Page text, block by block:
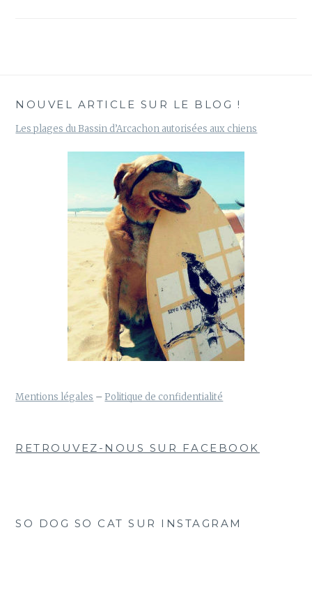
NOUVEL ARTICLE SUR LE BLOG !
Les plages du Bassin d’Arcachon autorisées aux chiens
Mentions légales –Politique de confidentialité
RETROUVEZ-NOUS SUR FACEBOOK
SO DOG SO CAT SUR INSTAGRAM